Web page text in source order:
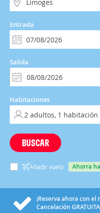
Entrada
Salida
Habitaciones
BUSCAR
Añadir vuelo ahorra
¡Reserva ahora con
Cancelación GRATUITA